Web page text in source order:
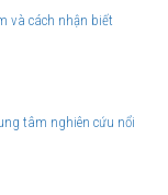
và cách nhận biết
tâm nghiên cứu nổi